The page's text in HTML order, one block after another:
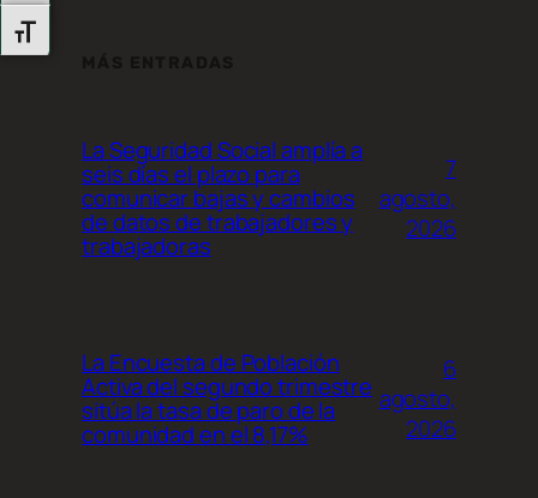
Alternar Tamaño De Letra
La Seguridad Social amplía a
seis días el plazo para
comunicar bajas y cambios
de datos de trabajadores y
trabajadoras
7
agosto,
2026
La Encuesta de Población
Activa del segundo trimestre
sitúa la tasa de paro de la
comunidad en el 8,17%
6
agosto,
2026